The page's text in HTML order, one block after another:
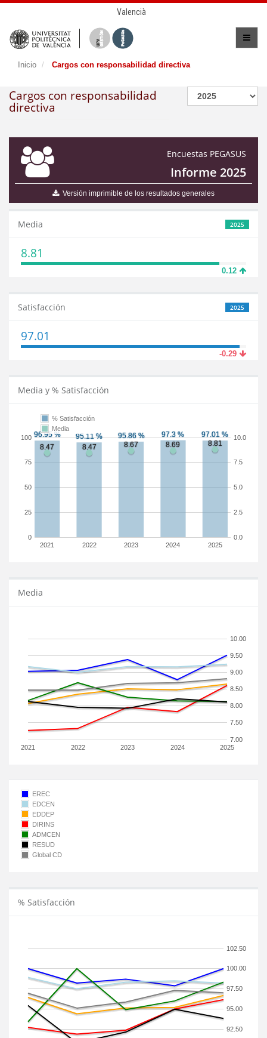
Valencià
Inicio Cargos con responsabilidad directiva
Cargos con responsabilidad
directiva
Encuestas PEGASUS
Informe 2025
Versión imprimible de los resultados generales
2025
Media
8.81
0.12
2025
Satisfacción
97.01
-0.29
Media y % Satisfacción
2021 2022 2023 2024 2025
0
25
50
75
100
0.0
2.5
5.0
7.5
10.0
% Satisfacción
Media
Media
2021 2022 2023 2024 2025
7.00
7.50
8.00
8.50
9.00
9.50
10.00
EREC
EDCEN
EDDEP
DIRINS
ADMCEN
RESUD
Global CD
% Satisfacción
92.50
95.00
97.50
100.00
102.50